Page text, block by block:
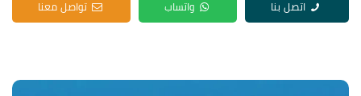
اتصل بنا واتساب تواصل معنا